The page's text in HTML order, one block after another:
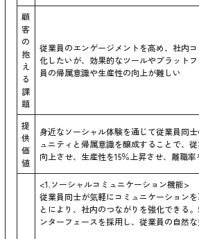
顧
客
の
抱
え
る
課
題
従業員のエンゲージメントを高め、社内
化したいが、効果的なツールやプラット
員の帰属意識や生産性の向上が難しい
提
供
価
値
身近なソーシャル体験を通じて従業員同
ュニティと帰属意識を醸成することで、
向上させ、生産性を15％上昇させ、離職率
<1.ソーシャルコミュニケーション機能>
従業員同士が気軽にコミュニケーション
とにより、社内のつながりを強化できる
ンターフェースを採用し、従業員の自然